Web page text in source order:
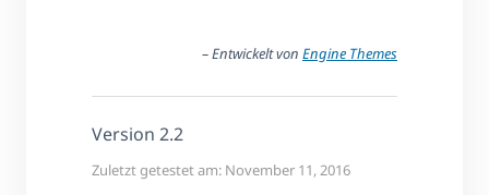
– Entwickelt von Engine Themes
Version 2.2
Zuletzt getestet am: November 11, 2016